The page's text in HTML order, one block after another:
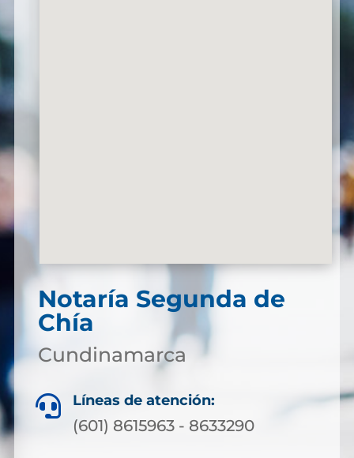
Notaría Segunda de
Chía
Cundinamarca
 Líneas de atención:
(601) 8615963 - 8633290